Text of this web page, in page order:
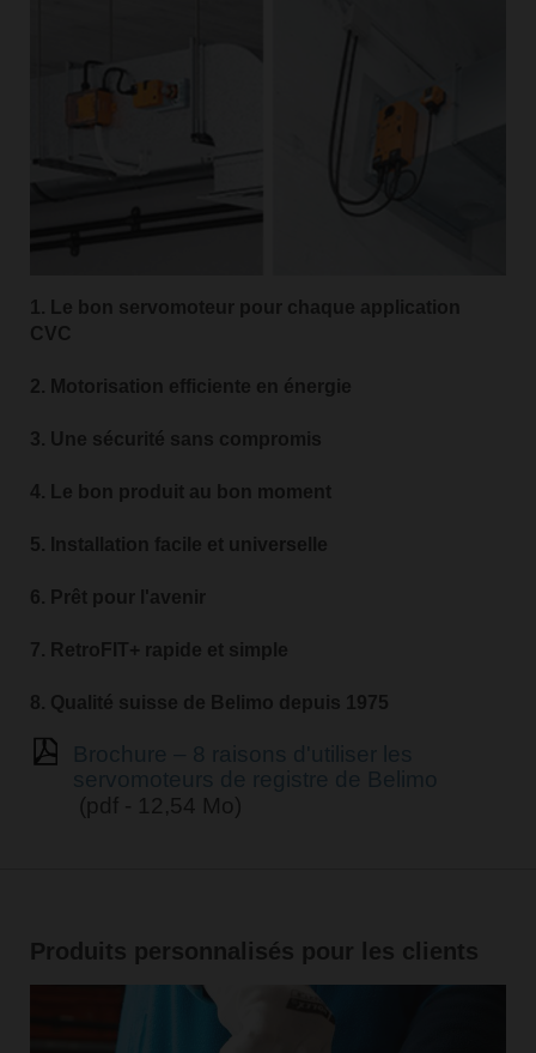
1. Le bon servomoteur pour chaque application
CVC
2. Motorisation efficiente en énergie
3. Une sécurité sans compromis
4. Le bon produit au bon moment
5. Installation facile et universelle
6. Prêt pour l'avenir
7. RetroFIT+ rapide et simple
8. Qualité suisse de Belimo depuis 1975
(pdf - 12,54 Mo)
Produits personnalisés pour les clients